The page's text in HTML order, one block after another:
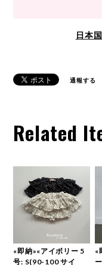
日本
通報する
Related
«即納»«アイボリー 5
号: S(90-100 サイ
«